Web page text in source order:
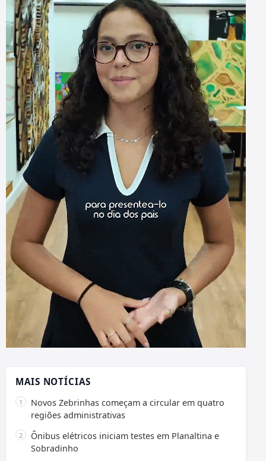
MAIS NOTÍCIAS
Novos Zebrinhas começam a circular em quatro
regiões administrativas
Ônibus elétricos iniciam testes em Planaltina e
Sobradinho